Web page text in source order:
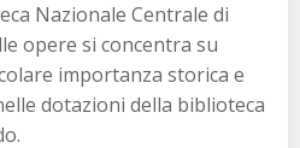
Nazionale Centrale di
opere si concentra su
importanza storica e
dotazioni della biblioteca